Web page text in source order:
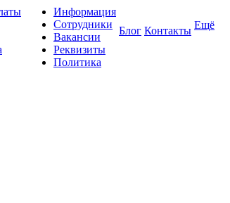
Информация
Сотрудники
Вакансии
Реквизиты
Политика
Блог Контакты Ещё